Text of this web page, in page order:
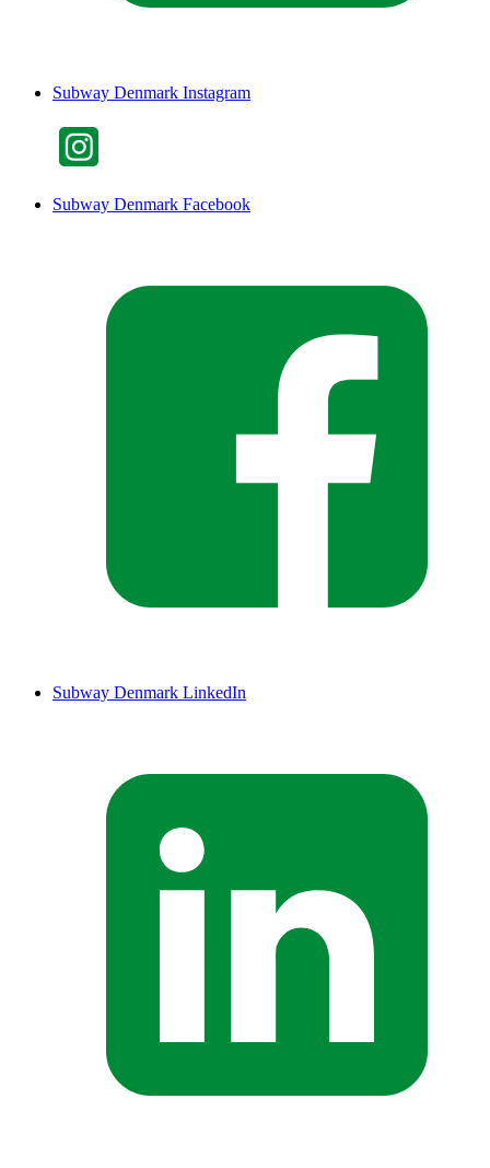
Subway Denmark Instagram
Subway Denmark Facebook
Subway Denmark LinkedIn